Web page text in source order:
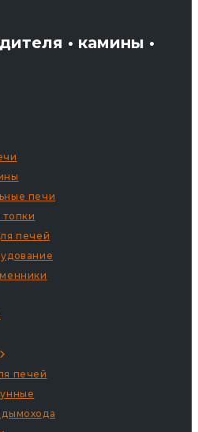
• камины •
печи
печей
печей